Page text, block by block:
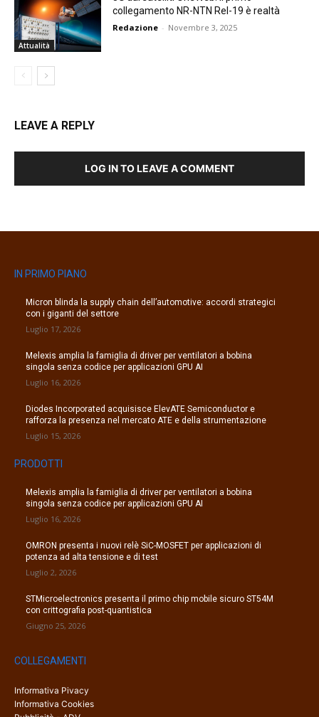
Attualità
collegamento NR-NTN Rel-19 è realtà
Redazione - Novembre 3, 2025
LEAVE A REPLY
LOG IN TO LEAVE A COMMENT
IN PRIMO PIANO
Micron blinda la supply chain dell’automotive: accordi strategici
con i giganti del settore
Luglio 17, 2026
Melexis amplia la famiglia di driver per ventilatori a bobina
singola senza codice per applicazioni GPU AI
Luglio 16, 2026
Diodes Incorporated acquisisce ElevATE Semiconductor e
rafforza la presenza nel mercato ATE e della strumentazione
Luglio 15, 2026
PRODOTTI
Melexis amplia la famiglia di driver per ventilatori a bobina
singola senza codice per applicazioni GPU AI
Luglio 16, 2026
OMRON presenta i nuovi relè SiC-MOSFET per applicazioni di
potenza ad alta tensione e di test
Luglio 2, 2026
STMicroelectronics presenta il primo chip mobile sicuro ST54M
con crittografia post-quantistica
Giugno 25, 2026
COLLEGAMENTI
Informativa Pivacy
Informativa Cookies